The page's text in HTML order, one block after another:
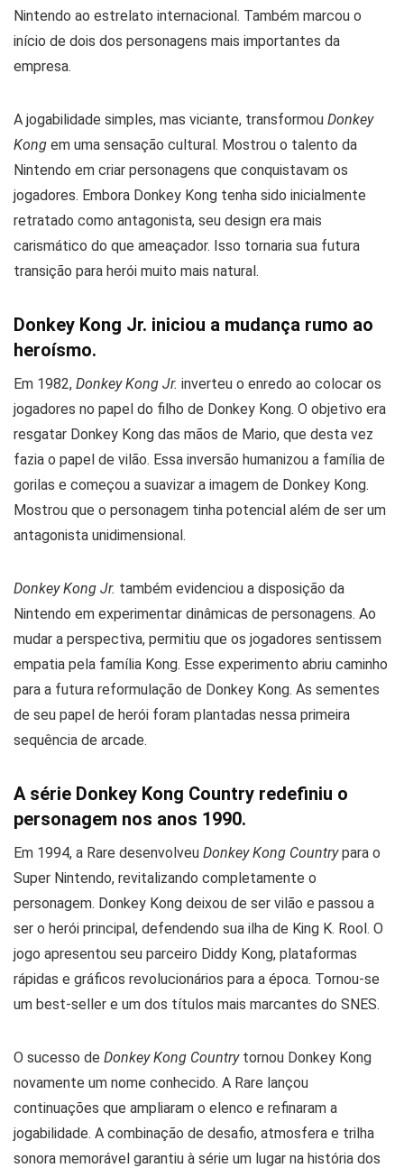
Nintendo ao estrelato internacional. Também marcou o
início de dois dos personagens mais importantes da
empresa.
A jogabilidade simples, mas viciante, transformou Donkey
Kong em uma sensação cultural. Mostrou o talento da
Nintendo em criar personagens que conquistavam os
jogadores. Embora Donkey Kong tenha sido inicialmente
retratado como antagonista, seu design era mais
carismático do que ameaçador. Isso tornaria sua futura
transição para herói muito mais natural.
Donkey Kong Jr. iniciou a mudança rumo ao
heroísmo.
Em 1982, Donkey Kong Jr. inverteu o enredo ao colocar os
jogadores no papel do filho de Donkey Kong. O objetivo era
resgatar Donkey Kong das mãos de Mario, que desta vez
fazia o papel de vilão. Essa inversão humanizou a família de
gorilas e começou a suavizar a imagem de Donkey Kong.
Mostrou que o personagem tinha potencial além de ser um
antagonista unidimensional.
Donkey Kong Jr. também evidenciou a disposição da
Nintendo em experimentar dinâmicas de personagens. Ao
mudar a perspectiva, permitiu que os jogadores sentissem
empatia pela família Kong. Esse experimento abriu caminho
para a futura reformulação de Donkey Kong. As sementes
de seu papel de herói foram plantadas nessa primeira
sequência de arcade.
A série Donkey Kong Country redefiniu o
personagem nos anos 1990.
Em 1994, a Rare desenvolveu Donkey Kong Countrypara o
Super Nintendo, revitalizando completamente o
personagem. Donkey Kong deixou de ser vilão e passou a
ser o herói principal, defendendo sua ilha de King K. Rool. O
jogo apresentou seu parceiro Diddy Kong, plataformas
rápidas e gráficos revolucionários para a época. Tornou-se
um best-seller e um dos títulos mais marcantes do SNES.
O sucesso de Donkey Kong Countrytornou Donkey Kong
novamente um nome conhecido. A Rare lançou
continuações que ampliaram o elenco e refinaram a
jogabilidade. A combinação de desafio, atmosfera e trilha
sonora memorável garantiu à série um lugar na história dos